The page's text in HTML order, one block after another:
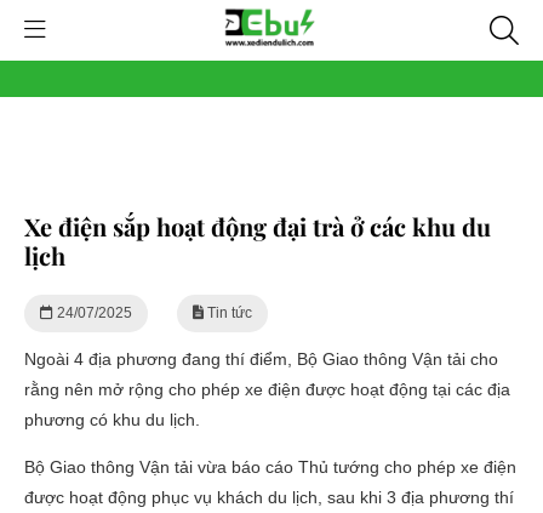
Xe điện sắp hoạt động đại trà ở các khu du
lịch
24/07/2025 Tin tức
Ngoài 4 địa phương đang thí điểm, Bộ Giao thông Vận tải cho
rằng nên mở rộng cho phép xe điện được hoạt động tại các địa
phương có khu du lịch.
Bộ Giao thông Vận tải vừa báo cáo Thủ tướng cho phép xe điện
được hoạt động phục vụ khách du lịch, sau khi 3 địa phương thí